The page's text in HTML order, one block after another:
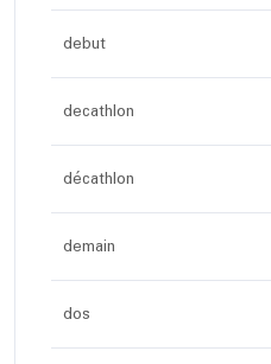
debut
decathlon
décathlon
demain
dos